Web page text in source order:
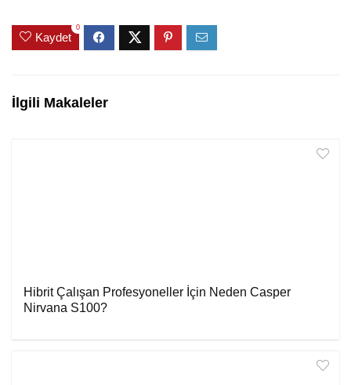
Kaydet
0
İlgili Makaleler
Hibrit Çalışan Profesyoneller İçin Neden Casper
Nirvana S100?